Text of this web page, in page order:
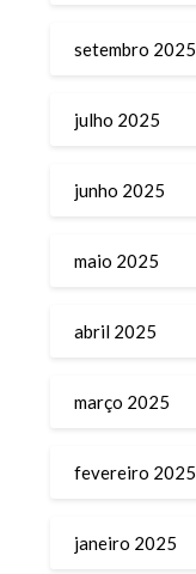
setembro 2025
julho 2025
junho 2025
maio 2025
abril 2025
março 2025
fevereiro 2025
janeiro 2025